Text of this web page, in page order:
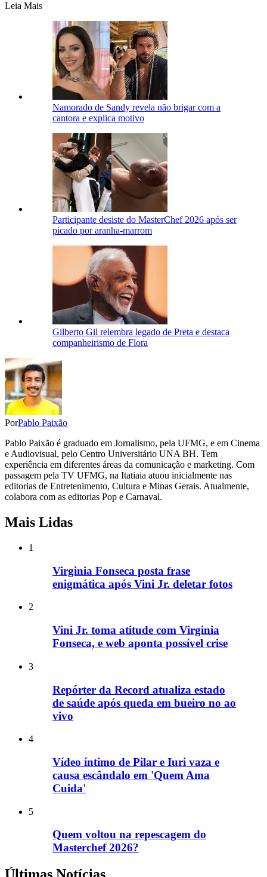
Leia Mais
Namorado de Sandy revela não brigar com a
cantora e explica motivo
Participante desiste do MasterChef 2026 após ser
picado por aranha-marrom
Gilberto Gil relembra legado de Preta e destaca
companheirismo de Flora
PorPablo Paixão
Pablo Paixão é graduado em Jornalismo, pela UFMG, e em Cinema
e Audiovisual, pelo Centro Universitário UNA BH. Tem
experiência em diferentes áreas da comunicação e marketing. Com
passagem pela TV UFMG, na Itatiaia atuou inicialmente nas
editorias de Entretenimento, Cultura e Minas Gerais. Atualmente,
colabora com as editorias Pop e Carnaval.
Mais Lidas
1
Virginia Fonseca posta frase
enigmática após Vini Jr. deletar fotos
2
Vini Jr. toma atitude com Virginia
Fonseca, e web aponta possível crise
3
Repórter da Record atualiza estado
de saúde após queda em bueiro no ao
vivo
4
Vídeo íntimo de Pilar e Iuri vaza e
causa escândalo em 'Quem Ama
Cuida'
5
Quem voltou na repescagem do
Masterchef 2026?